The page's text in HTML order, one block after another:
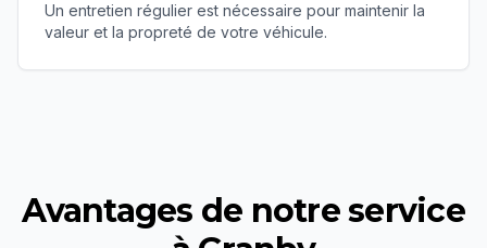
Un entretien régulier est nécessaire pour maintenir la
valeur et la propreté de votre véhicule.
Avantages de notre service